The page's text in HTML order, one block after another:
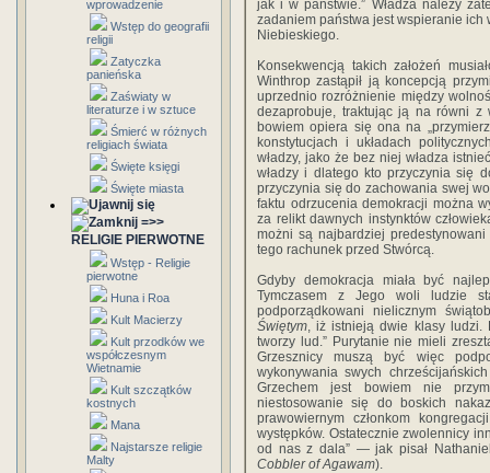
wprowadzenie
Wstęp do geografii
religii
Zatyczka
panieńska
Zaświaty w
literaturze i w sztuce
Śmierć w różnych
religiach świata
Święte księgi
Święte miasta
=>>
RELIGIE PIERWOTNE
Wstęp - Religie
pierwotne
Huna i Roa
Kult Macierzy
Kult przodków we
współczesnym
Wietnamie
Kult szczątków
kostnych
Mana
Najstarsze religie
Malty
jak i w państwie.” Władza należy
zadaniem państwa jest wspieranie
Niebieskiego.
Konsekwencją takich założeń
Winthrop zastąpił ją koncepcją
uprzednio rozróżnienie między
dezaprobuje, traktując ją na równi z
bowiem opiera się ona na
konstytucjach i układach
władzy, jako że bez niej władza
władzy i dlatego kto przyczynia się
przyczynia się do zachowania swej
faktu odrzucenia demokracji można
za relikt dawnych instynktów
możni są najbardziej
tego rachunek przed Stwórcą.
Gdyby demokracja miała być
Tymczasem z Jego woli ludzie
podporządkowani nielicznym
Świętym, iż istnieją dwie klasy ludzi.
tworzy lud.” Purytanie nie mieli
Grzesznicy muszą być więc
wykonywania swych
Grzechem jest bowiem nie
niestosowanie się do boskich
prawowiernym członkom
występków. Ostatecznie zwolennicy
od nas z dala” — jak pisał
Cobbler of Agawam).